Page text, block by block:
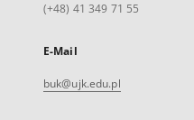
(+48) 41 349 71 55
E-Mail
buk@ujk.edu.pl